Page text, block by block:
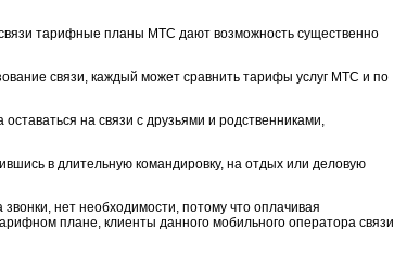
тарифные планы МТС дают возможность существенно
связи, каждый может сравнить тарифы услуг МТС и по
на связи с друзьями и родственниками,
в длительную командировку, на отдых или деловую
нет необходимости, потому что оплачивая
плане, клиенты данного мобильного оператора связи